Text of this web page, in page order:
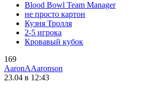
Blood Bowl Team Manager
не просто картон
Кузня Тролля
2-5 игрока
Кровавый кубок
169
AaronAAaronson
23.04 в 12:43